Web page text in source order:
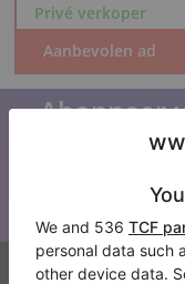
Privé verkoper
Abonneer
Blijf op de